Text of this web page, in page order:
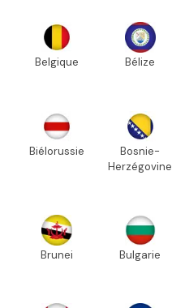
Belgique Bélize
Biélorussie
Bosnie-
Herzégovine
Brunei Bulgarie